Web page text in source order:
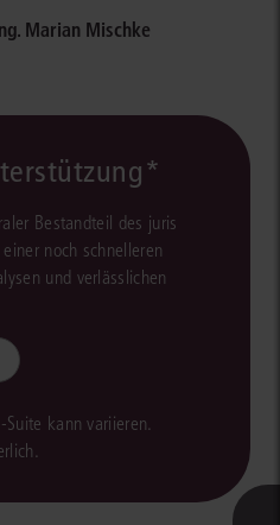
Marian Mischke
Bestandteil des juris
noch schnelleren
und verlässlichen
kann variieren.